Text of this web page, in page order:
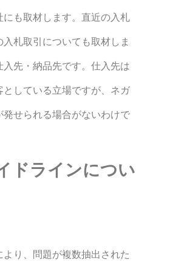
も取材します。直近の入札
札取引についても取材しま
先・納品先です。仕入先は
している立場ですが、ネガ
せられる場合がないわけで
ドラインについ
り、問題が複数抽出された